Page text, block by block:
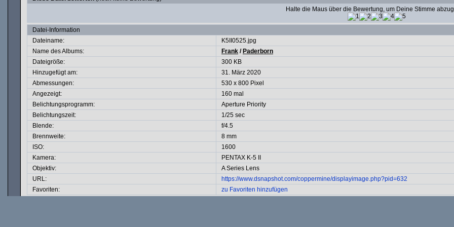
Halte die Maus über die Bewertung, um Deine Stimme
Datei-Information
Dateiname:
K5II0525.jpg
Name des Albums:
Frank / Paderborn
Dateigröße:
300 KB
Hinzugefügt am:
31. März 2020
Abmessungen:
530 x 800 Pixel
Angezeigt:
160 mal
Belichtungsprogramm:
Aperture Priority
Belichtungszeit:
1/25 sec
Blende:
f/4.5
Brennweite:
8 mm
ISO:
1600
Kamera:
PENTAX K-5 II
Objektiv:
A Series Lens
URL:
https://www.dsnapshot.com/coppermine/displayimage.php?pid=632
Favoriten:
zu Favoriten hinzufügen